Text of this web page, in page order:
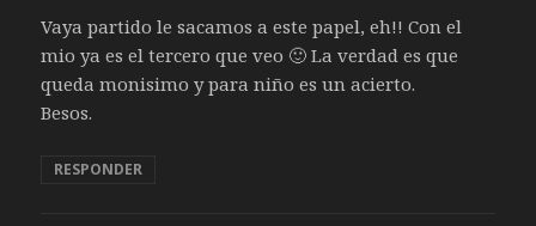
Vaya partido le sacamos a este papel, eh!! Con el
mio ya es el tercero que veo 🙂 La verdad es que
queda monisimo y para niño es un acierto.
Besos.
RESPONDER